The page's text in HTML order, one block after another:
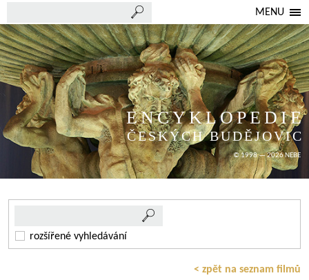
MENU
ENCYKLOPEDIE
ČESKÝCH BUDĚJOVIC
© 1998 — 2026 NEBE
rozšířené vyhledávání
< zpět na seznam filmů